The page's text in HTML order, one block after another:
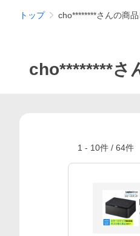
トップ cho********さんの商
cho********さ
1 - 10件 / 64件